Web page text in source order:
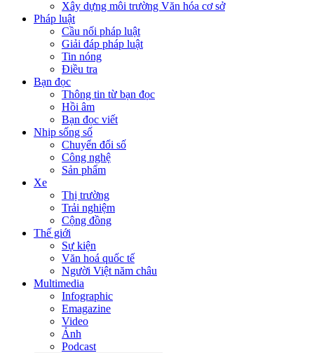
Xây dựng môi trường Văn hóa cơ sở
Pháp luật
Cầu nối pháp luật
Giải đáp pháp luật
Tin nóng
Điều tra
Bạn đọc
Thông tin từ bạn đọc
Hồi âm
Bạn đọc viết
Nhịp sống số
Chuyển đổi số
Công nghệ
Sản phẩm
Xe
Thị trường
Trải nghiệm
Cộng đồng
Thế giới
Sự kiện
Văn hoá quốc tế
Người Việt năm châu
Multimedia
Infographic
Emagazine
Video
Ảnh
Podcast